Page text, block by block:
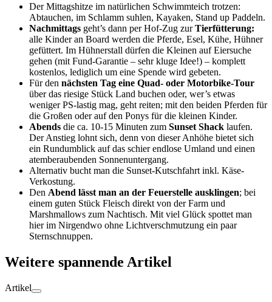
Der Mittagshitze im natürlichen Schwimmteich trotzen:
Abtauchen, im Schlamm suhlen, Kayaken, Stand up Paddeln.
Nachmittags geht’s dann per Hof-Zug zurTierfütterung:
alle Kinder an Board werden die Pferde, Esel, Kühe, Hühner
gefüttert. Im Hühnerstall dürfen die Kleinen auf Eiersuche
gehen (mit Fund-Garantie – sehr kluge Idee!) – komplett
kostenlos, lediglich um eine Spende wird gebeten.
Für den nächsten Tag eine Quad- oder Motorbike-Tour
über das riesige Stück Land buchen oder, wer’s etwas
weniger PS-lastig mag, geht reiten; mit den beiden Pferden für
die Großen oder auf den Ponys für die kleinen Kinder.
Abends die ca. 10-15 Minuten zum Sunset Shack laufen.
Der Anstieg lohnt sich, denn von dieser Anhöhe bietet sich
ein Rundumblick auf das schier endlose Umland und einen
atemberaubenden Sonnenuntergang.
Alternativ bucht man die Sunset-Kutschfahrt inkl. Käse-
Verkostung.
Den Abend lässt man an der Feuerstelle ausklingen; bei
einem guten Stück Fleisch direkt von der Farm und
Marshmallows zum Nachtisch. Mit viel Glück spottet man
hier im Nirgendwo ohne Lichtverschmutzung ein paar
Sternschnuppen.
Weitere spannende Artikel
Artikel